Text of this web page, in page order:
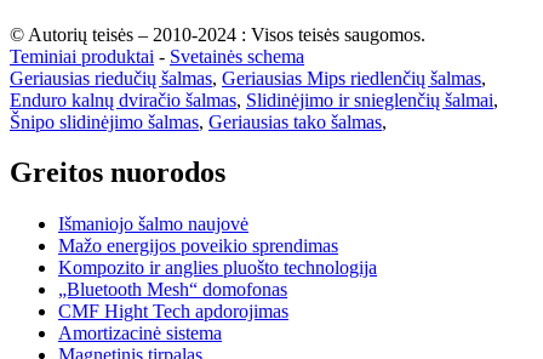
© Autorių teisės – 2010-2024 : Visos teisės saugomos.
Teminiai produktai - Svetainės schema
Geriausias riedučių šalmas, Geriausias Mips riedlenčių šalmas,
Enduro kalnų dviračio šalmas, Slidinėjimo ir snieglenčių šalmai,
Šnipo slidinėjimo šalmas, Geriausias tako šalmas,
Greitos nuorodos
Išmaniojo šalmo naujovė
Mažo energijos poveikio sprendimas
Kompozito ir anglies pluošto technologija
„Bluetooth Mesh“ domofonas
CMF Hight Tech apdorojimas
Amortizacinė sistema